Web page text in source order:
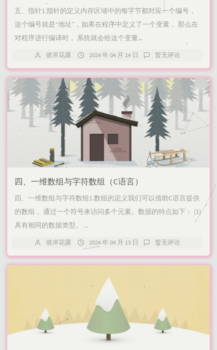
五、指针1.指针的定义内存区域中的每字节都对应一个编号，
这个编号就是“地址”，如果在程序中定义了一个变量， 那么在
对程序进行编译时， 系统就会给这个变量...
彼岸花露 2024 年 04 月 14 日 暂无评论
四、一维数组与字符数组（C语言）
四、一维数组与字符数组1.数组的定义我们可以借助C语言提供
的数组， 通过一个符号来访问多个元素。数据的特点如下：​ (1)
具有相同的数据类型。​ ...
彼岸花露 2024 年 04 月 13 日 暂无评论